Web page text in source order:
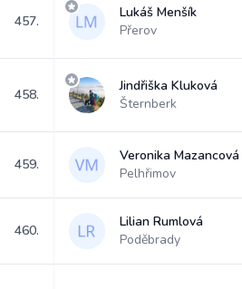
457.
Lukáš Menšík
Přerov
458.
Jindřiška Kluková
Šternberk
459.
Veronika Mazancová
Pelhřimov
460.
Lilian Rumlová
Poděbrady